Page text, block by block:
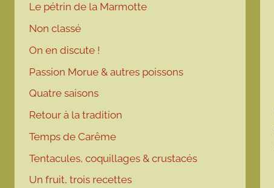
Le pétrin de la Marmotte
Non classé
On en discute !
Passion Morue & autres poissons
Quatre saisons
Retour à la tradition
Temps de Carême
Tentacules, coquillages & crustacés
Un fruit, trois recettes